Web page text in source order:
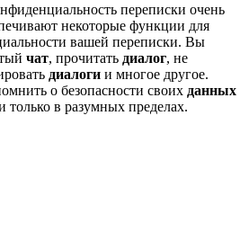
переписки очень
некоторые функции для
вашей переписки. Вы
чат, прочитать диалог, не
диалоги и многое другое.
о безопасности своих данных
только в разумных пределах.